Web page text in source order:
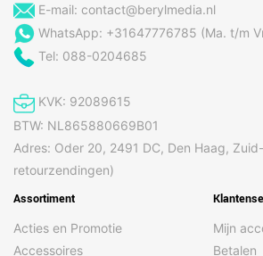
E-mail: contact@berylmedia.nl
WhatsApp: +31647776785 (Ma. t/m
Tel: 088-0204685
KVK: 92089615
BTW: NL865880669B01
Adres: Oder 20, 2491 DC, Den Haag,
retourzendingen)
Assortiment
Acties en Promotie
Accessoires
Mijn
Betalen